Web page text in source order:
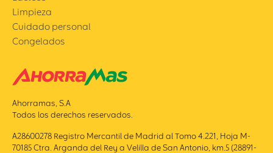
Limpieza
Cuidado personal
Congelados
Ahorramas, S.A
Todos los derechos reservados.
A28600278 Registro Mercantil de Madrid al Tomo 4.221, Hoja M-
70185 Ctra. Arganda del Rey a Velilla de San Antonio, km.5 (28891-